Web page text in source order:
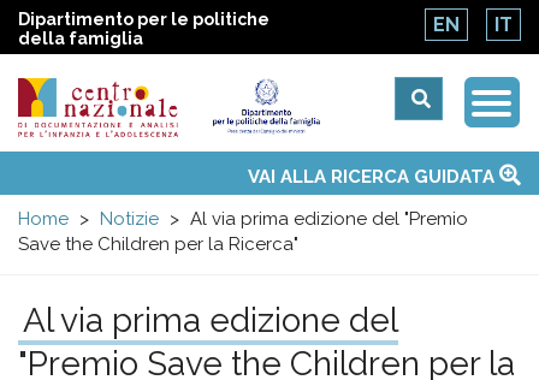
Dipartimento per le politiche
della famiglia
EN IT
Centro
nazionale
di
Documentazione
menu
Temi
Attività
Convenzione ONUVAI ALLA RICERCA GUIDATA
Home
Notizie
Al via prima edizione del "Premio
Save the Children per la Ricerca"
Al via prima edizione del
"Premio Save the Children per la